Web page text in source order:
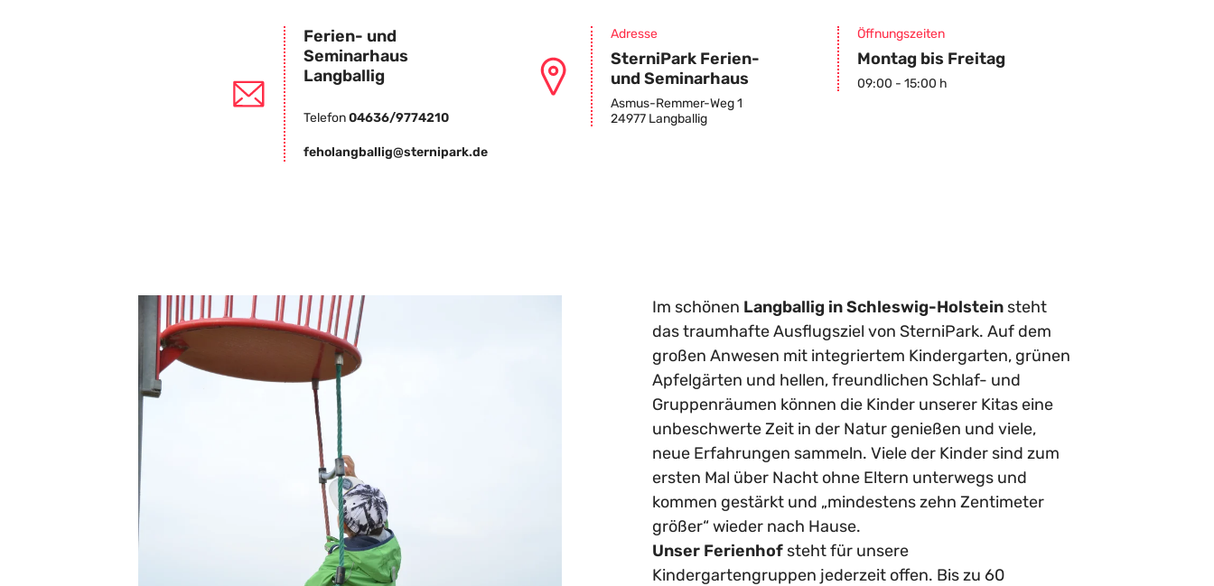
Ferien- und
Seminarhaus
Langballig
Telefon04636/9774210
feholangballig@sternipark.de
Adresse
SterniPark Ferien-
und Seminarhaus
Asmus-Remmer-Weg 1
24977 Langballig
Öffnungszeiten
Montag bis Freitag
09:00 - 15:00 h
Im schönen Langballig in Schleswig-Holsteinsteht
das traumhafte Ausflugsziel von SterniPark. Auf dem
großen Anwesen mit integriertem Kindergarten, grünen
Apfelgärten und hellen, freundlichen Schlaf- und
Gruppenräumen können die Kinder unserer Kitas eine
unbeschwerte Zeit in der Natur genießen und viele,
neue Erfahrungen sammeln. Viele der Kinder sind zum
ersten Mal über Nacht ohne Eltern unterwegs und
kommen gestärkt und „mindestens zehn Zentimeter
größer“ wieder nach Hause.
Unser Ferienhofsteht für unsere
Kindergartengruppen jederzeit offen. Bis zu 60